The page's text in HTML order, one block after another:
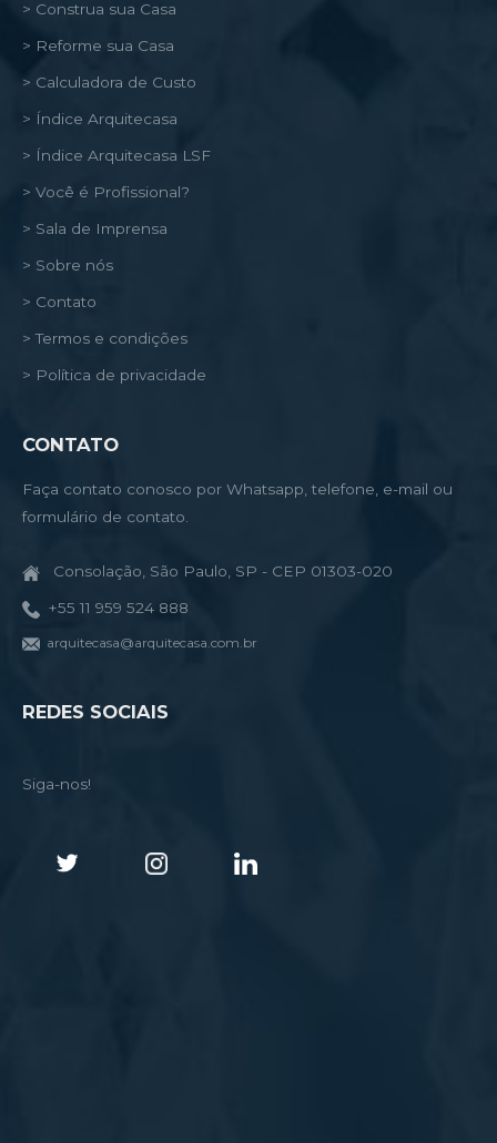
> Construa sua Casa
> Reforme sua Casa
> Calculadora de Custo
> Índice Arquitecasa
> Índice Arquitecasa LSF
> Você é Profissional?
> Sala de Imprensa
> Sobre nós
> Contato
> Termos e condições
> Política de privacidade
CONTATO
Faça contato conosco por Whatsapp, telefone, e-mail ou
formulário de contato.
Consolação, São Paulo, SP - CEP 01303-020
+55 11 959 524 888
arquitecasa@arquitecasa.com.br
REDES SOCIAIS
Siga-nos!